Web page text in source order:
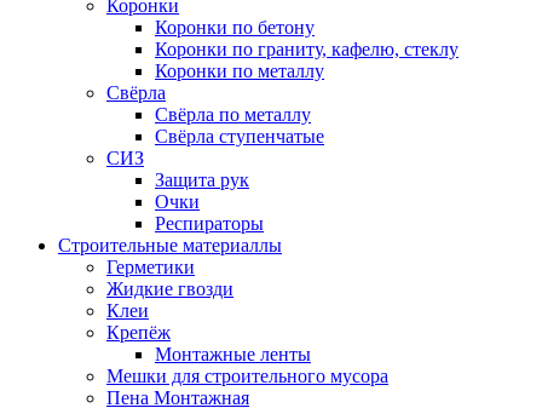
Коронки
Коронки по бетону
Коронки по граниту, кафелю, стеклу
Коронки по металлу
Свёрла
Свёрла по металлу
Свёрла ступенчатые
СИЗ
Защита рук
Очки
Респираторы
Строительные материаллы
Герметики
Жидкие гвозди
Клеи
Крепёж
Монтажные ленты
Мешки для строительного мусора
Пена Монтажная